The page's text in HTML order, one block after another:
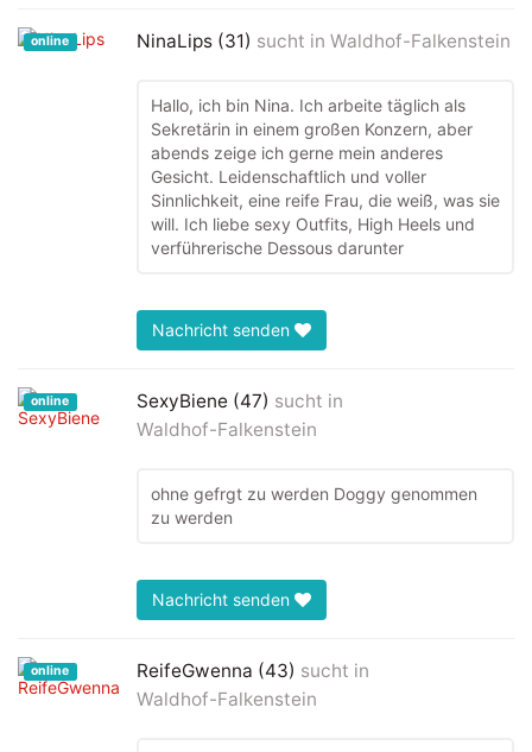
online NinaLips (31) sucht in Waldhof-Falkenstein
Hallo, ich bin Nina. Ich arbeite täglich als
Sekretärin in einem großen Konzern, aber
abends zeige ich gerne mein anderes
Gesicht. Leidenschaftlich und voller
Sinnlichkeit, eine reife Frau, die weiß, was sie
will. Ich liebe sexy Outfits, High Heels und
verführerische Dessous darunter
Nachricht senden
online SexyBiene (47) sucht in
Waldhof-Falkenstein
ohne gefrgt zu werden Doggy genommen
zu werden
Nachricht senden
online ReifeGwenna (43) sucht in
Waldhof-Falkenstein